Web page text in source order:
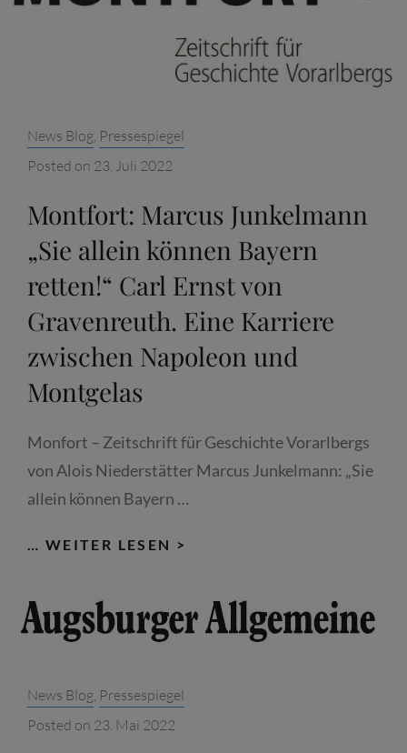
DER
WEIBER“
Categories:
News Blog Pressespiegel
Posted on 23. Juli 2022
Montfort: Marcus Junkelmann
„Sie allein können Bayern
retten!“ Carl Ernst von
Gravenreuth. Eine Karriere
zwischen Napoleon und
Montgelas
Monfort – Zeitschrift für Geschichte Vorarlbergs
von Alois Niederstätter Marcus Junkelmann: „Sie
allein können Bayern …
… WEITER LESEN >
„SIE
Categories:
News Blog Pressespiegel
Posted on 23. Mai 2022